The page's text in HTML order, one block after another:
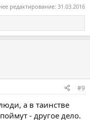
редактирование: 31.03.2016
#9
а в таинстве
- другое дело.